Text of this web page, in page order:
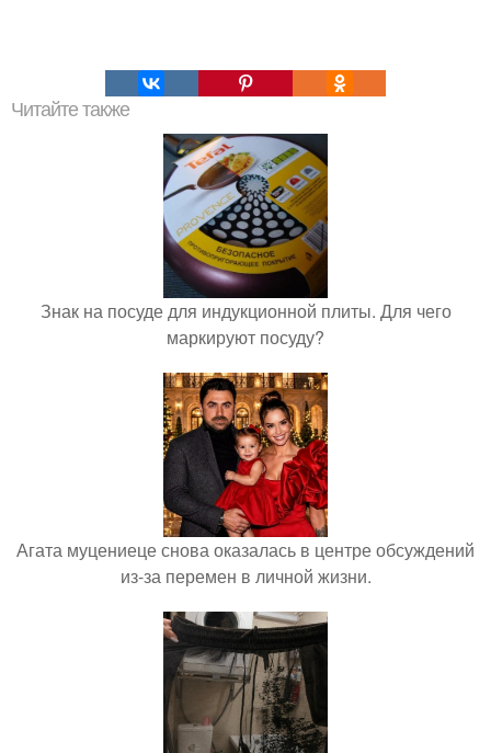
Читайте также
Знак на посуде для индукционной плиты. Для чего
маркируют посуду?
Агата муцениеце снова оказалась в центре обсуждений
из-за перемен в личной жизни.